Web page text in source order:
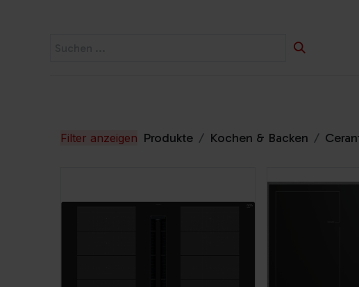
Filter anzeigen Produkte Kochen & Backen